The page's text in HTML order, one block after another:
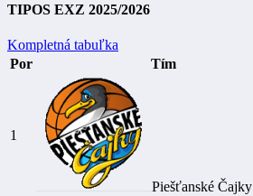
TIPOS EXZ 2025/2026
Kompletná tabuľka
Por
Tím
1
Piešťanské Čajky